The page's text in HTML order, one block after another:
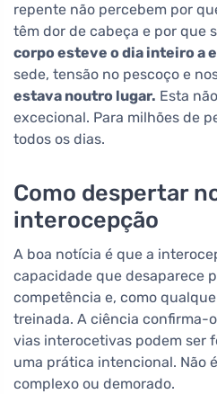
repente não percebem por
têm dor de cabeça e por que
corpo esteve o dia inteiro a
sede, tensão no pescoço e
estava noutro lugar. Esta
excecional. Para milhões de
todos os dias.
Como despertar
interocepção
A boa notícia é que a
capacidade que desaparece
competência e, como
treinada. A ciência confirma-
vias interocetivas podem ser
uma prática intencional. Não
complexo ou demorado.